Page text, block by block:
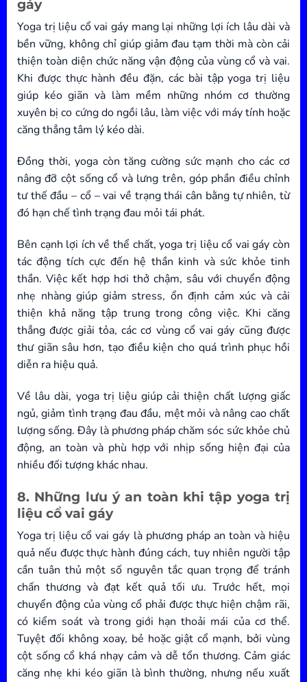
gáy
Yoga trị liệu cổ vai gáy mang lại những lợi ích lâu dài và
bền vững, không chỉ giúp giảm đau tạm thời mà còn cải
thiện toàn diện chức năng vận động của vùng cổ và vai.
Khi được thực hành đều đặn, các bài tập yoga trị liệu
giúp kéo giãn và làm mềm những nhóm cơ thường
xuyên bị co cứng do ngồi lâu, làm việc với máy tính hoặc
căng thẳng tâm lý kéo dài.
Đồng thời, yoga còn tăng cường sức mạnh cho các cơ
nâng đỡ cột sống cổ và lưng trên, góp phần điều chỉnh
tư thế đầu – cổ – vai về trạng thái cân bằng tự nhiên, từ
đó hạn chế tình trạng đau mỏi tái phát.
Bên cạnh lợi ích về thể chất, yoga trị liệu cổ vai gáy còn
tác động tích cực đến hệ thần kinh và sức khỏe tinh
thần. Việc kết hợp hơi thở chậm, sâu với chuyển động
nhẹ nhàng giúp giảm stress, ổn định cảm xúc và cải
thiện khả năng tập trung trong công việc. Khi căng
thẳng được giải tỏa, các cơ vùng cổ vai gáy cũng được
thư giãn sâu hơn, tạo điều kiện cho quá trình phục hồi
diễn ra hiệu quả.
Về lâu dài, yoga trị liệu giúp cải thiện chất lượng giấc
ngủ, giảm tình trạng đau đầu, mệt mỏi và nâng cao chất
lượng sống. Đây là phương pháp chăm sóc sức khỏe chủ
động, an toàn và phù hợp với nhịp sống hiện đại của
nhiều đối tượng khác nhau.
8. Những lưu ý an toàn khi tập yoga trị
liệu cổ vai gáy
Yoga trị liệu cổ vai gáy là phương pháp an toàn và hiệu
quả nếu được thực hành đúng cách, tuy nhiên người tập
cần tuân thủ một số nguyên tắc quan trọng để tránh
chấn thương và đạt kết quả tối ưu. Trước hết, mọi
chuyển động của vùng cổ phải được thực hiện chậm rãi,
có kiểm soát và trong giới hạn thoải mái của cơ thể.
Tuyệt đối không xoay, bẻ hoặc giật cổ mạnh, bởi vùng
cột sống cổ khá nhạy cảm và dễ tổn thương. Cảm giác
căng nhẹ khi kéo giãn là bình thường, nhưng nếu xuất